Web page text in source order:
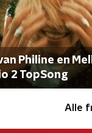
Philine en
2 TopSong
Alle